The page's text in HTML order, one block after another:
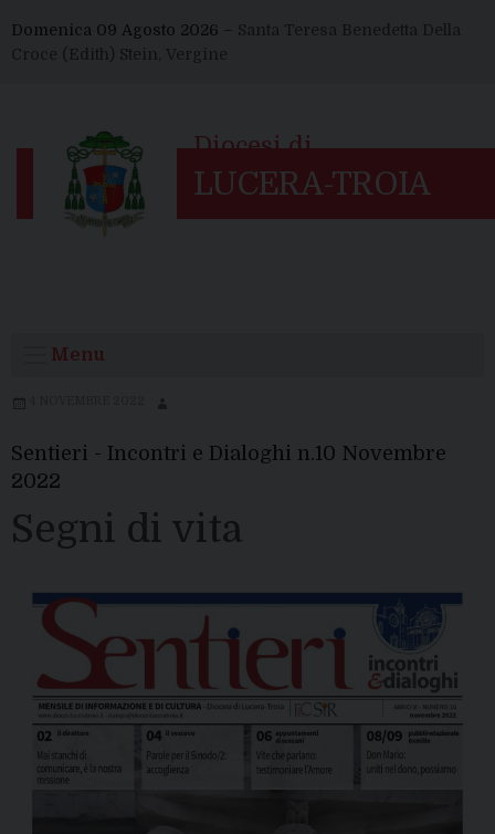
to
content
Domenica 09 Agosto 2026 – Santa Teresa Benedetta Della
Croce (Edith) Stein, Vergine
Menu
Sentieri - Incontri e Dialoghi n.10 Novembre
2022
Segni di vita